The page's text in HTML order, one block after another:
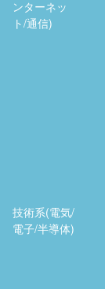
ンターネッ
ト/通信)
技術系(電気/
電子/半導体)